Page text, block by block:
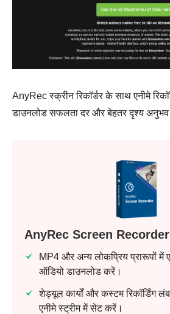
AnyRec स्क्रीन रिकॉर्डर के साथ एनीमे
डाउनलोड सफलता दर और बेहतर दृश्य
AnyRec Screen Recorder
MP4 और अन्य लोकप्रिय प्रारूपों में
ऑडियो डाउनलोड करें।
शेड्यूल कार्यों और कस्टम रिकॉर्डिंग
एनीमे स्ट्रीम में सेट करें।